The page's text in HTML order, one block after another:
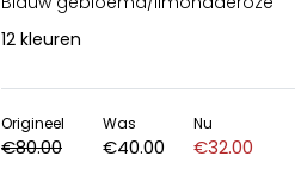
12 kleuren
Origineel
€80.00
Was
€40.00
Nu
€32.00